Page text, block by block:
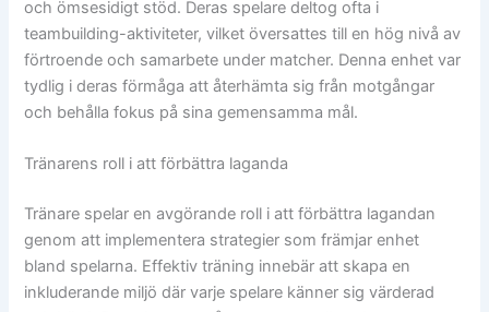
och ömsesidigt stöd. Deras spelare deltog ofta i
teambuilding-aktiviteter, vilket översattes till en hög nivå av
förtroende och samarbete under matcher. Denna enhet var
tydlig i deras förmåga att återhämta sig från motgångar
och behålla fokus på sina gemensamma mål.
Tränarens roll i att förbättra laganda
Tränare spelar en avgörande roll i att förbättra lagandan
genom att implementera strategier som främjar enhet
bland spelarna. Effektiv träning innebär att skapa en
inkluderande miljö där varje spelare känner sig värderad